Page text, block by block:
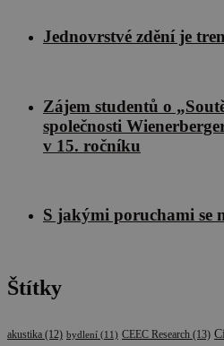
Jednovrstvé zdění je
Zájem studentů o
společnosti
v 15. ročníku
S jakými poruchami se
Štítky
akustika (12) bydlení (11) CEEC Research (13)